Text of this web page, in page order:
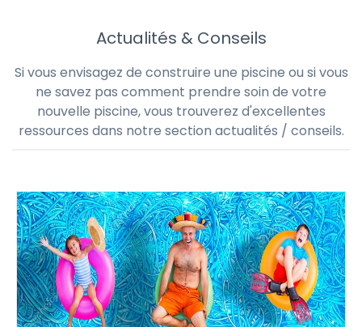
Actualités & Conseils
Si vous envisagez de construire une piscine ou si vous
ne savez pas comment prendre soin de votre
nouvelle piscine, vous trouverez d'excellentes
ressources dans notre section actualités / conseils.